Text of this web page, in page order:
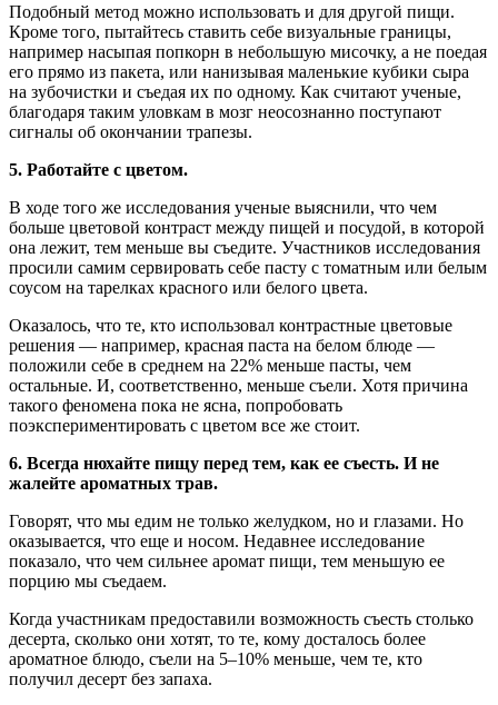
Подобный метод можно использовать и для другой пищи.
Кроме того, пытайтесь ставить себе визуальные границы,
например насыпая попкорн в небольшую мисочку, а не поедая
его прямо из пакета, или нанизывая маленькие кубики сыра
на зубочистки и съедая их по одному. Как считают ученые,
благодаря таким уловкам в мозг неосознанно поступают
сигналы об окончании трапезы.
5. Работайте с цветом.
В ходе того же исследования ученые выяснили, что чем
больше цветовой контраст между пищей и посудой, в которой
она лежит, тем меньше вы съедите. Участников исследования
просили самим сервировать себе пасту с томатным или белым
соусом на тарелках красного или белого цвета.
Оказалось, что те, кто использовал контрастные цветовые
решения — например, красная паста на белом блюде —
положили себе в среднем на 22% меньше пасты, чем
остальные. И, соответственно, меньше съели. Хотя причина
такого феномена пока не ясна, попробовать
поэкспериментировать с цветом все же стоит.
6. Всегда нюхайте пищу перед тем, как ее съесть. И не
жалейте ароматных трав.
Говорят, что мы едим не только желудком, но и глазами. Но
оказывается, что еще и носом. Недавнее исследование
показало, что чем сильнее аромат пищи, тем меньшую ее
порцию мы съедаем.
Когда участникам предоставили возможность съесть столько
десерта, сколько они хотят, то те, кому досталось более
ароматное блюдо, съели на 5–10% меньше, чем те, кто
получил десерт без запаха.